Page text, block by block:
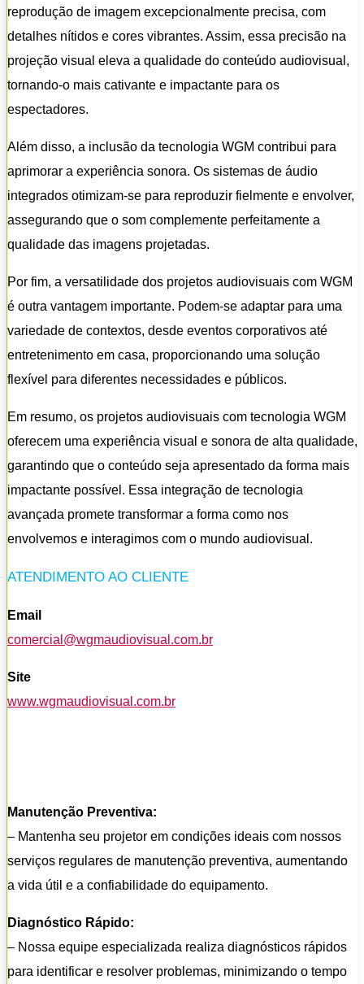
reprodução de imagem excepcionalmente precisa, com
detalhes nítidos e cores vibrantes. Assim, essa precisão na
projeção visual eleva a qualidade do conteúdo audiovisual,
tornando-o mais cativante e impactante para os
espectadores.
Além disso, a inclusão da tecnologia WGM contribui para
aprimorar a experiência sonora. Os sistemas de áudio
integrados otimizam-se para reproduzir fielmente e envolver,
assegurando que o som complemente perfeitamente a
qualidade das imagens projetadas.
Por fim, a versatilidade dos projetos audiovisuais com WGM
é outra vantagem importante. Podem-se adaptar para uma
variedade de contextos, desde eventos corporativos até
entretenimento em casa, proporcionando uma solução
flexível para diferentes necessidades e públicos.
Em resumo, os projetos audiovisuais com tecnologia WGM
oferecem uma experiência visual e sonora de alta qualidade,
garantindo que o conteúdo seja apresentado da forma mais
impactante possível. Essa integração de tecnologia
avançada promete transformar a forma como nos
envolvemos e interagimos com o mundo audiovisual.
ATENDIMENTO AO CLIENTE
Email
comercial@wgmaudiovisual.com.br
Site
www.wgmaudiovisual.com.br
Manutenção Preventiva:
– Mantenha seu projetor em condições ideais com nossos
serviços regulares de manutenção preventiva, aumentando
a vida útil e a confiabilidade do equipamento.
Diagnóstico Rápido:
– Nossa equipe especializada realiza diagnósticos rápidos
para identificar e resolver problemas, minimizando o tempo